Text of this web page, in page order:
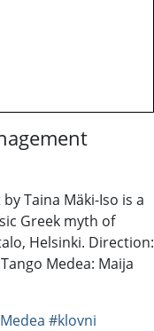
Taina Mäki-Iso is a
Greek myth of
Helsinki. Direction:
Medea: Maija
#klovni